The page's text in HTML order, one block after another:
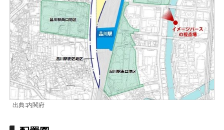
出典∶内閣府